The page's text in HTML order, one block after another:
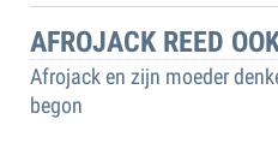
AFROJACK REED
Afrojack en zijn moeder
begon